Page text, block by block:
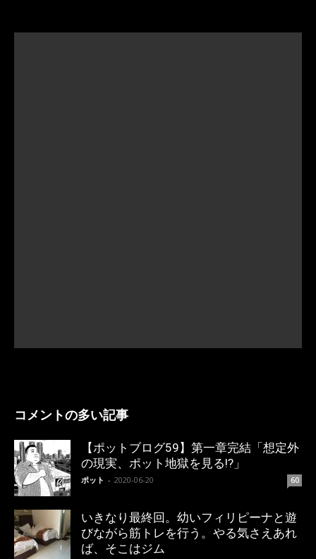
コメントの多い記事
【ポットブログ59】第一章完結「想定外
の現実、ポット地獄を見る!?」
ポット - 2020-06-20 60
いきなり最終回。幼いフィリピーナと遊
びながら筋トレを行う。やる気さえあれ
ば、そこはジム